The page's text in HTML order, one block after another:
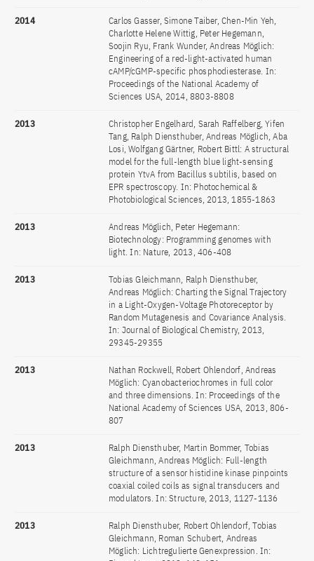
2014
Carlos Gasser, Simone Taiber, Chen-Min Yeh,
Charlotte Helene Wittig, Peter Hegemann,
Soojin Ryu, Frank Wunder, Andreas Möglich:
Engineering of a red-light-activated human
cAMP/cGMP-specific phosphodiesterase. In:
Proceedings of the National Academy of
Sciences USA, 2014, 8803-8808
2013
Christopher Engelhard, Sarah Raffelberg, Yifen
Tang, Ralph Diensthuber, Andreas Möglich, Aba
Losi, Wolfgang Gärtner, Robert Bittl: A structural
model for the full-length blue light-sensing
protein YtvA from Bacillus subtilis, based on
EPR spectroscopy. In: Photochemical &
Photobiological Sciences, 2013, 1855-1863
2013
Andreas Möglich, Peter Hegemann:
Biotechnology: Programming genomes with
light. In: Nature, 2013, 406-408
2013
Tobias Gleichmann, Ralph Diensthuber,
Andreas Möglich: Charting the Signal Trajectory
in a Light-Oxygen-Voltage Photoreceptor by
Random Mutagenesis and Covariance Analysis.
In: Journal of Biological Chemistry, 2013,
29345-29355
2013
Nathan Rockwell, Robert Ohlendorf, Andreas
Möglich: Cyanobacteriochromes in full color
and three dimensions. In: Proceedings of the
National Academy of Sciences USA, 2013, 806-
807
2013
Ralph Diensthuber, Martin Bommer, Tobias
Gleichmann, Andreas Möglich: Full-length
structure of a sensor histidine kinase pinpoints
coaxial coiled coils as signal transducers and
modulators. In: Structure, 2013, 1127-1136
2013
Ralph Diensthuber, Robert Ohlendorf, Tobias
Gleichmann, Roman Schubert, Andreas
Möglich: Lichtregulierte Genexpression. In: